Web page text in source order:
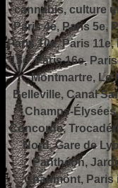
cannabis, culture
Paris 4e, Paris 5e,
Paris 10e, Paris
15e, Paris 16e,
Montmartre, Le
Belleville, Canal
Champs-
Concorde,
Nord, Gare de
Panthéon,
Chaumont, Paris